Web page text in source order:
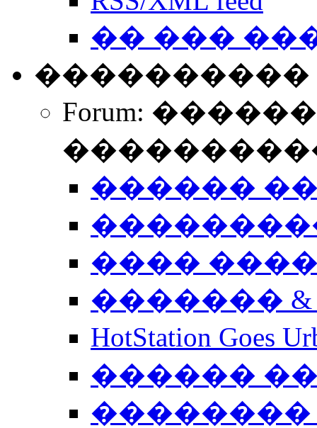
�� ���
����������
Forum:
������
����
�������
HotStation
������
��������